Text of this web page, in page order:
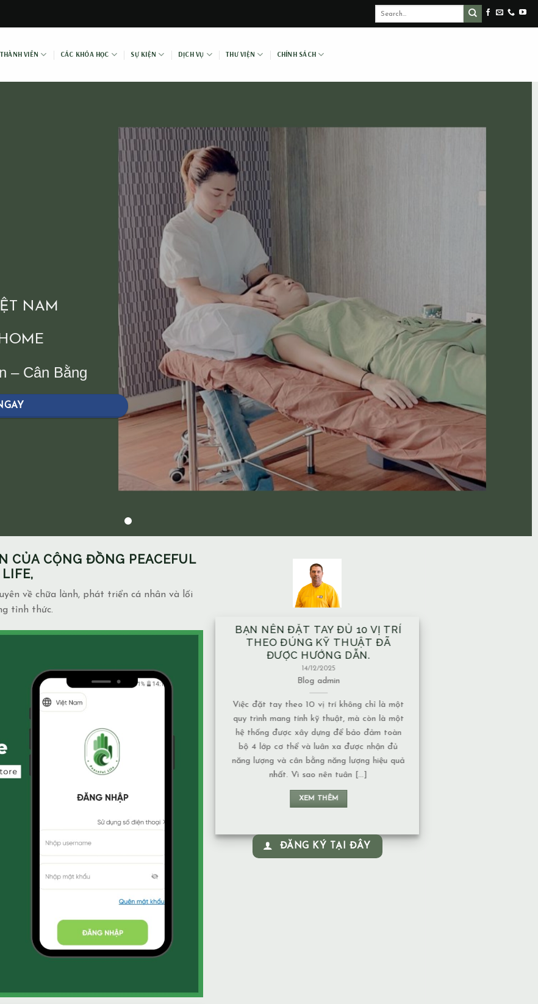
THÀNH VIÊN CÁC KHÓA HỌC SỰ KIỆN DỊCH VỤ THƯ VIỆN CHÍNH SÁCH
NAM
– Cân Bằng
CỦA CỘNG ĐỒNG PEACEFUL
LIFE,
về chữa lành, phát triển cá nhân và lối
tỉnh thức.
BẠN NÊN ĐẶT TAY ĐỦ 10 VỊ TRÍ
14/12/2025
Blog admin
Việc đặt tay theo 10 vị trí không chỉ là một
quy trình mang tính kỹ thuật, mà còn là một
hệ thống được xây dựng để bảo đảm toàn
bộ 4 lớp cơ thể và luân xa được nhận đủ
năng lượng và cân bằng năng lượng hiệu quả
nhất. Vì sao nên tuân [...]
XEM THÊM
NHÀ XÂY TRÊN MẠCH NƯỚC
NGẦM CÓ ẢNH HƯỞNG GÌ VỀ
MẶT NĂNG LƯỢNG KHÔNG?
13/12/2025
Blogadmin
Mạch nước ngầm có nhiều dạng khác nhau,
và mức độ ảnh hưởng về năng lượng cũng
phụ thuộc vào tính chất của nguồn nước: 1.
Nước chảy hay nước đọng – Nếu là nước
chảy, năng lượng thường chuyển động liên
tục nên không tạo ra ứ đọng. – Nếu là nước
đọng, lâu [...]
ĐĂNG KÝ TẠI ĐÂY